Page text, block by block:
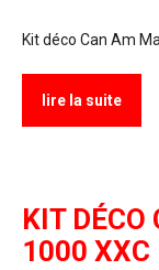
Kit déco Can Am
lire la suite
KIT DÉCO
1000 XXC